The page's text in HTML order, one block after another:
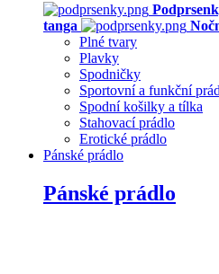
tanga
Plné tvary
Plavky
Spodničky
Sportovní a funkční
Spodní košilky a tílka
Stahovací prádlo
Erotické prádlo
Pánské prádlo
Pánské prádlo